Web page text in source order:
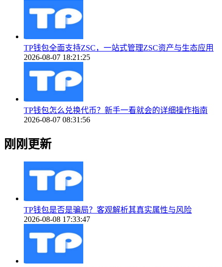
TP钱包全面支持ZSC，一站式管理ZSC资产与生态应用
2026-08-07 18:21:25
TP钱包怎么兑换代币？新手一看就会的详细操作指南
2026-08-07 08:31:56
刚刚更新
TP钱包是否是骗局？客观解析其真实属性与风险
2026-08-08 17:33:47